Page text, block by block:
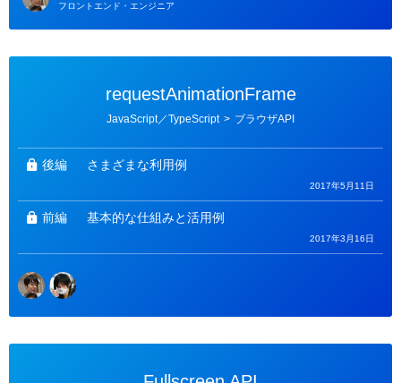
フロントエンド・エンジニア
requestAnimationFrame
リ
ー
JavaScript／TypeScript > ブラウザAPI
後編 さまざまな利用例
2017年5月11日
前編 基本的な仕組みと活用例
2017年3月16日